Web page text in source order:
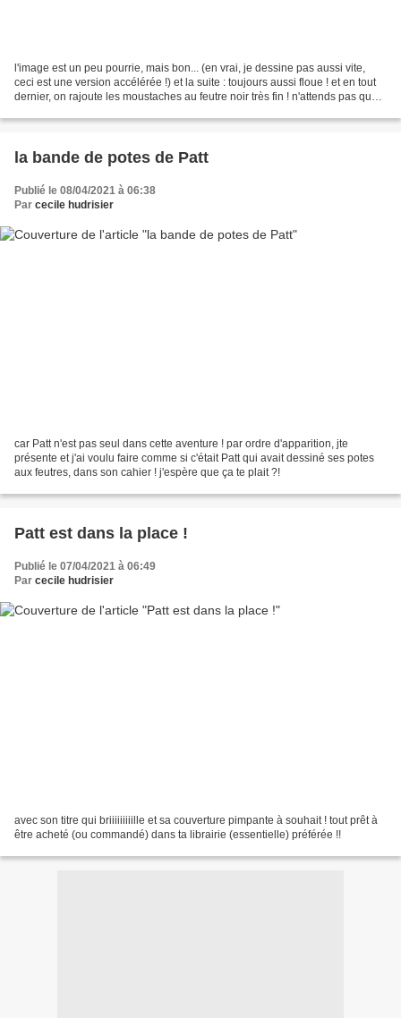
l'image est un peu pourrie, mais bon... (en vrai, je dessine pas aussi vite,
ceci est une version accélérée !) et la suite : toujours aussi floue ! et en tout
dernier, on rajoute les moustaches au feutre noir très fin ! n'attends pas que
la bande de potes de Patt
Publié le 08/04/2021 à 06:38
Par cecile hudrisier
car Patt n'est pas seul dans cette aventure ! par ordre d'apparition, jte
présente et j'ai voulu faire comme si c'était Patt qui avait dessiné ses potes
aux feutres, dans son cahier ! j'espère que ça te plait ?!
Patt est dans la place !
Publié le 07/04/2021 à 06:49
Par cecile hudrisier
avec son titre qui briiiiiiiiille et sa couverture pimpante à souhait ! tout prêt à
être acheté (ou commandé) dans ta librairie (essentielle) préférée !!